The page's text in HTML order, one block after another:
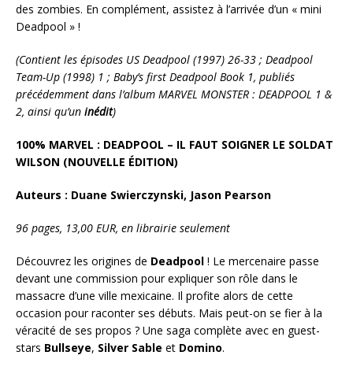
des zombies. En complément, assistez à l’arrivée d’un « mini
Deadpool » !
(Contient les épisodes US Deadpool (1997) 26-33 ; Deadpool
Team-Up (1998) 1 ; Baby’s first Deadpool Book 1, publiés
précédemment dans l’album MARVEL MONSTER : DEADPOOL 1 &
2, ainsi qu’un inédit)
100% MARVEL : DEADPOOL – IL FAUT SOIGNER LE SOLDAT
WILSON (NOUVELLE ÉDITION)
Auteurs : Duane Swierczynski, Jason Pearson
96 pages, 13,00 EUR, en librairie seulement
Découvrez les origines de Deadpool ! Le mercenaire passe
devant une commission pour expliquer son rôle dans le
massacre d’une ville mexicaine. Il profite alors de cette
occasion pour raconter ses débuts. Mais peut-on se fier à la
véracité de ses propos ? Une saga complète avec en guest-
stars Bullseye, Silver Sable et Domino.